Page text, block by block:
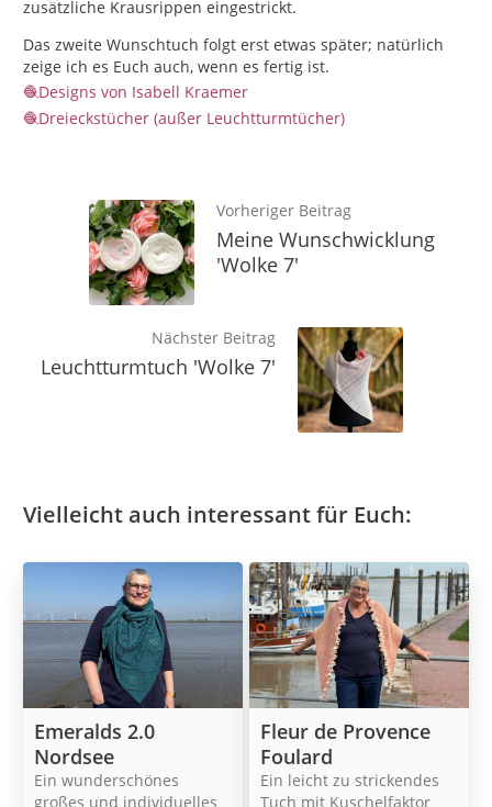
zusätzliche Krausrippen eingestrickt.
Das zweite Wunschtuch folgt erst etwas später; natürlich
zeige ich es Euch auch, wenn es fertig ist.
Designs von Isabell Kraemer
Dreieckstücher (außer Leuchtturmtücher)
Vorheriger Beitrag
Meine Wunschwicklung
'Wolke 7'
Nächster Beitrag
Leuchtturmtuch 'Wolke 7'
Vielleicht auch interessant für Euch:
Emeralds 2.0
Nordsee
Ein wunderschönes
großes und individuelles
Fleur de Provence
Foulard
Ein leicht zu strickendes
Tuch mit Kuschelfaktor